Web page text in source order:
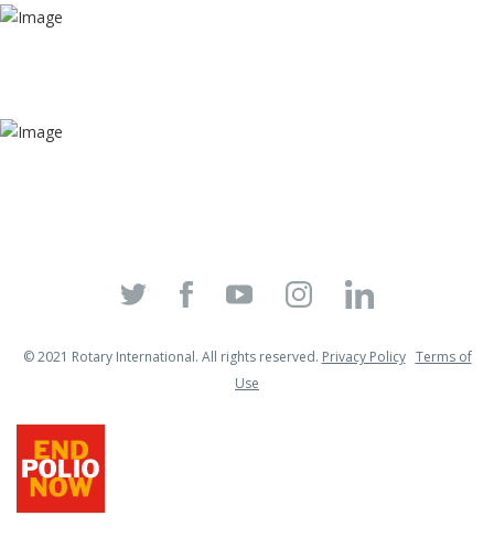
© 2021 Rotary International. All rights reserved. Privacy Policy Terms of
Use